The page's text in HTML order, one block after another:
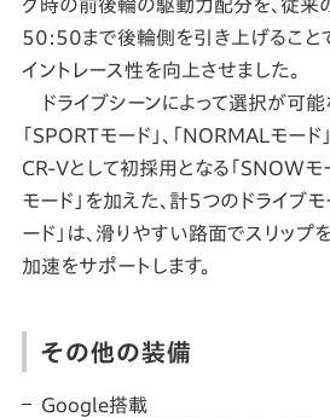
グ時の前後輪の駆動力配分を、従
50:50まで後輪側を引き上げること
イントレース性を向上させました。
ドライブシーンによって選択が可能
「SPORTモード」、「NORMALモード
CR-Vとして初採用となる「SNOWモ
モード」を加えた、計5つのドライブ
ード」は、滑りやすい路面でスリップ
加速をサポートします。
その他の装備
Google搭載